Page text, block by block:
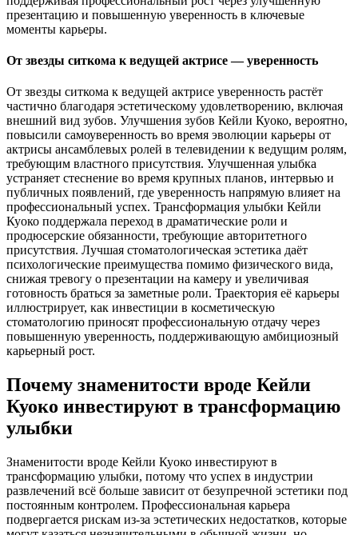
презентацию и повышенную уверенность в ключевые
моменты карьеры.
От звезды ситкома к ведущей актрисе — уверенность
От звезды ситкома к ведущей актрисе уверенность растёт
частично благодаря эстетическому удовлетворению, включая
внешний вид зубов. Улучшения зубов Кейли Куоко, вероятно,
повысили самоуверенность во время эволюции карьеры от
актрисы ансамблевых ролей в телевидении к ведущим ролям,
требующим властного присутствия. Улучшенная улыбка
устраняет стеснение во время крупных планов, интервью и
публичных появлений, где уверенность напрямую влияет на
профессиональный успех. Трансформация улыбки Кейли
Куоко поддержала переход в драматические роли и
продюсерские обязанности, требующие авторитетного
присутствия. Лучшая стоматологическая эстетика даёт
психологические преимущества помимо физического вида,
снижая тревогу о презентации на камеру и увеличивая
готовность браться за заметные роли. Траектория её карьеры
иллюстрирует, как инвестиции в косметическую
стоматологию приносят профессиональную отдачу через
повышенную уверенность, поддерживающую амбициозный
карьерный рост.
Почему знаменитости вроде Кейли
Куоко инвестируют в трансформацию
улыбки
Знаменитости вроде Кейли Куоко инвестируют в
трансформацию улыбки, потому что успех в индустрии
развлечений всё больше зависит от безупречной эстетики под
постоянным контролем. Профессиональная карьера
подвергается рискам из-за эстетических недостатков, которые